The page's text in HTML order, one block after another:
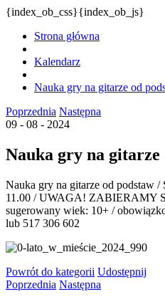
{index_ob_css}{index_ob_js}
Strona główna
Kalendarz
Nauka gry na gitarze od
Poprzednia Następna
09 - 08 - 2024
Nauka gry na gitarze
Nauka gry na gitarze od podstaw
11.00 / UWAGA! ZABIERAMY
sugerowany wiek: 10+ /
lub 517 306 602
Powrót do kategorii Udostępnij
Poprzednia Następna